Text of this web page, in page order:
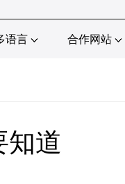
语言 合作网站
知道